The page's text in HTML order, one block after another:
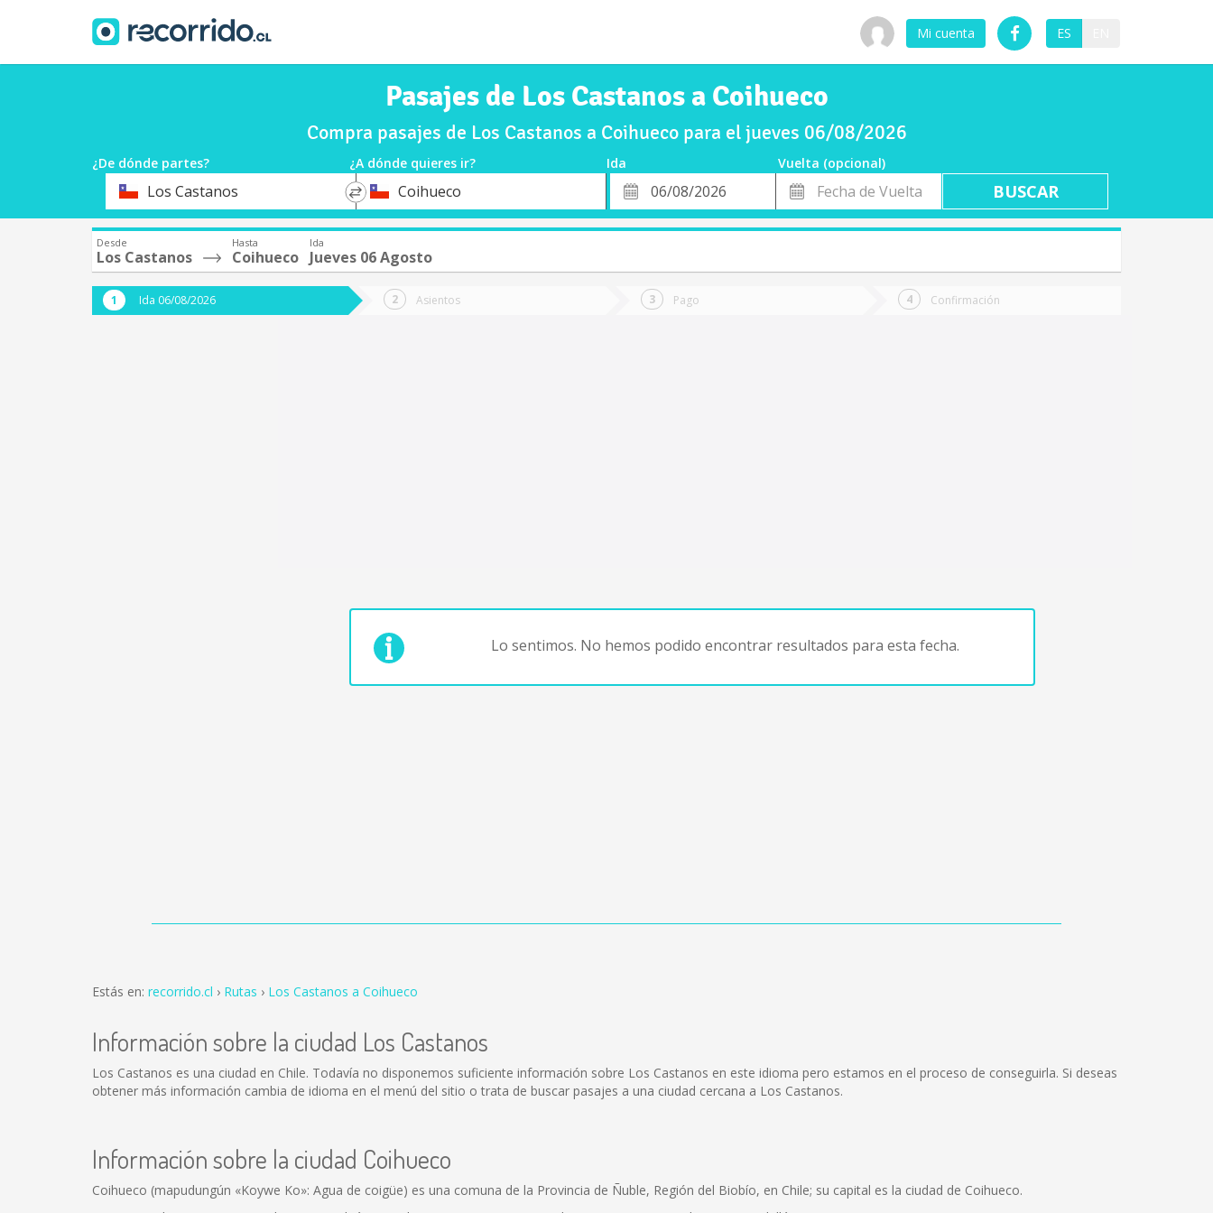
Mi cuenta ES
Pasajes de Los Castanos a Coihueco
Compra pasajes de Los Castanos a Coihueco para el jueves 06/08/2026
¿De dónde partes? ¿A dónde quieres ir? Ida
Vuelta (opcional)
OrigenLos Castanos
*
DestinoCoihueco
Fecha
de
Fecha
de
Vuelta
Desde
Los Castanos
Hasta
Coihueco
Ida
Jueves 06 Agosto
Ida 06/08/2026 Asientos Pago Confirmación
Lo sentimos. No hemos podido encontrar resultados para esta fecha.
Estás en: recorrido.cl Rutas Los Castanos a Coihueco
Información sobre la ciudad Los Castanos
Los Castanos es una ciudad en Chile. Todavía no disponemos suficiente información sobre Los Castanos en este idioma pero estamos en el proceso de conseguirla. Si deseas
obtener más información cambia de idioma en el menú del sitio o trata de buscar pasajes a una ciudad cercana a Los Castanos.
Información sobre la ciudad Coihueco
Coihueco (mapudungún «Koywe Ko»: Agua de coigüe) es una comuna de la Provincia de Ñuble, Región del Biobío, en Chile; su capital es la ciudad de Coihueco.